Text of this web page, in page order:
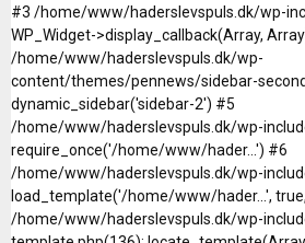
#3 /home/www/haderslevspuls.dk/wp-
WP_Widget->display_callback(Array,
/home/www/haderslevspuls.dk/wp-
content/themes/pennews/sidebar-
dynamic_sidebar('sidebar-2') #5
/home/www/haderslevspuls.dk/wp-
require_once('/home/www/hader...') #6
/home/www/haderslevspuls.dk/wp-
load_template('/home/www/hader...',
/home/www/haderslevspuls.dk/wp-